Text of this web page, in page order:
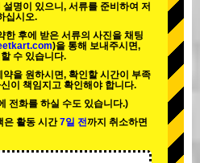
명이 있으니, 서류를 준비하여 저
십시오.
한 후에 받은 서류의 사진을 채팅
)을 통해 보내주시면,
수 있습니다.
을 원하시면, 확인할 시간이 부족
이 책임지고 확인해야 합니다.
전화를 하실 수도 있습니다.)
은 활동 시간7일 전까지 취소하면